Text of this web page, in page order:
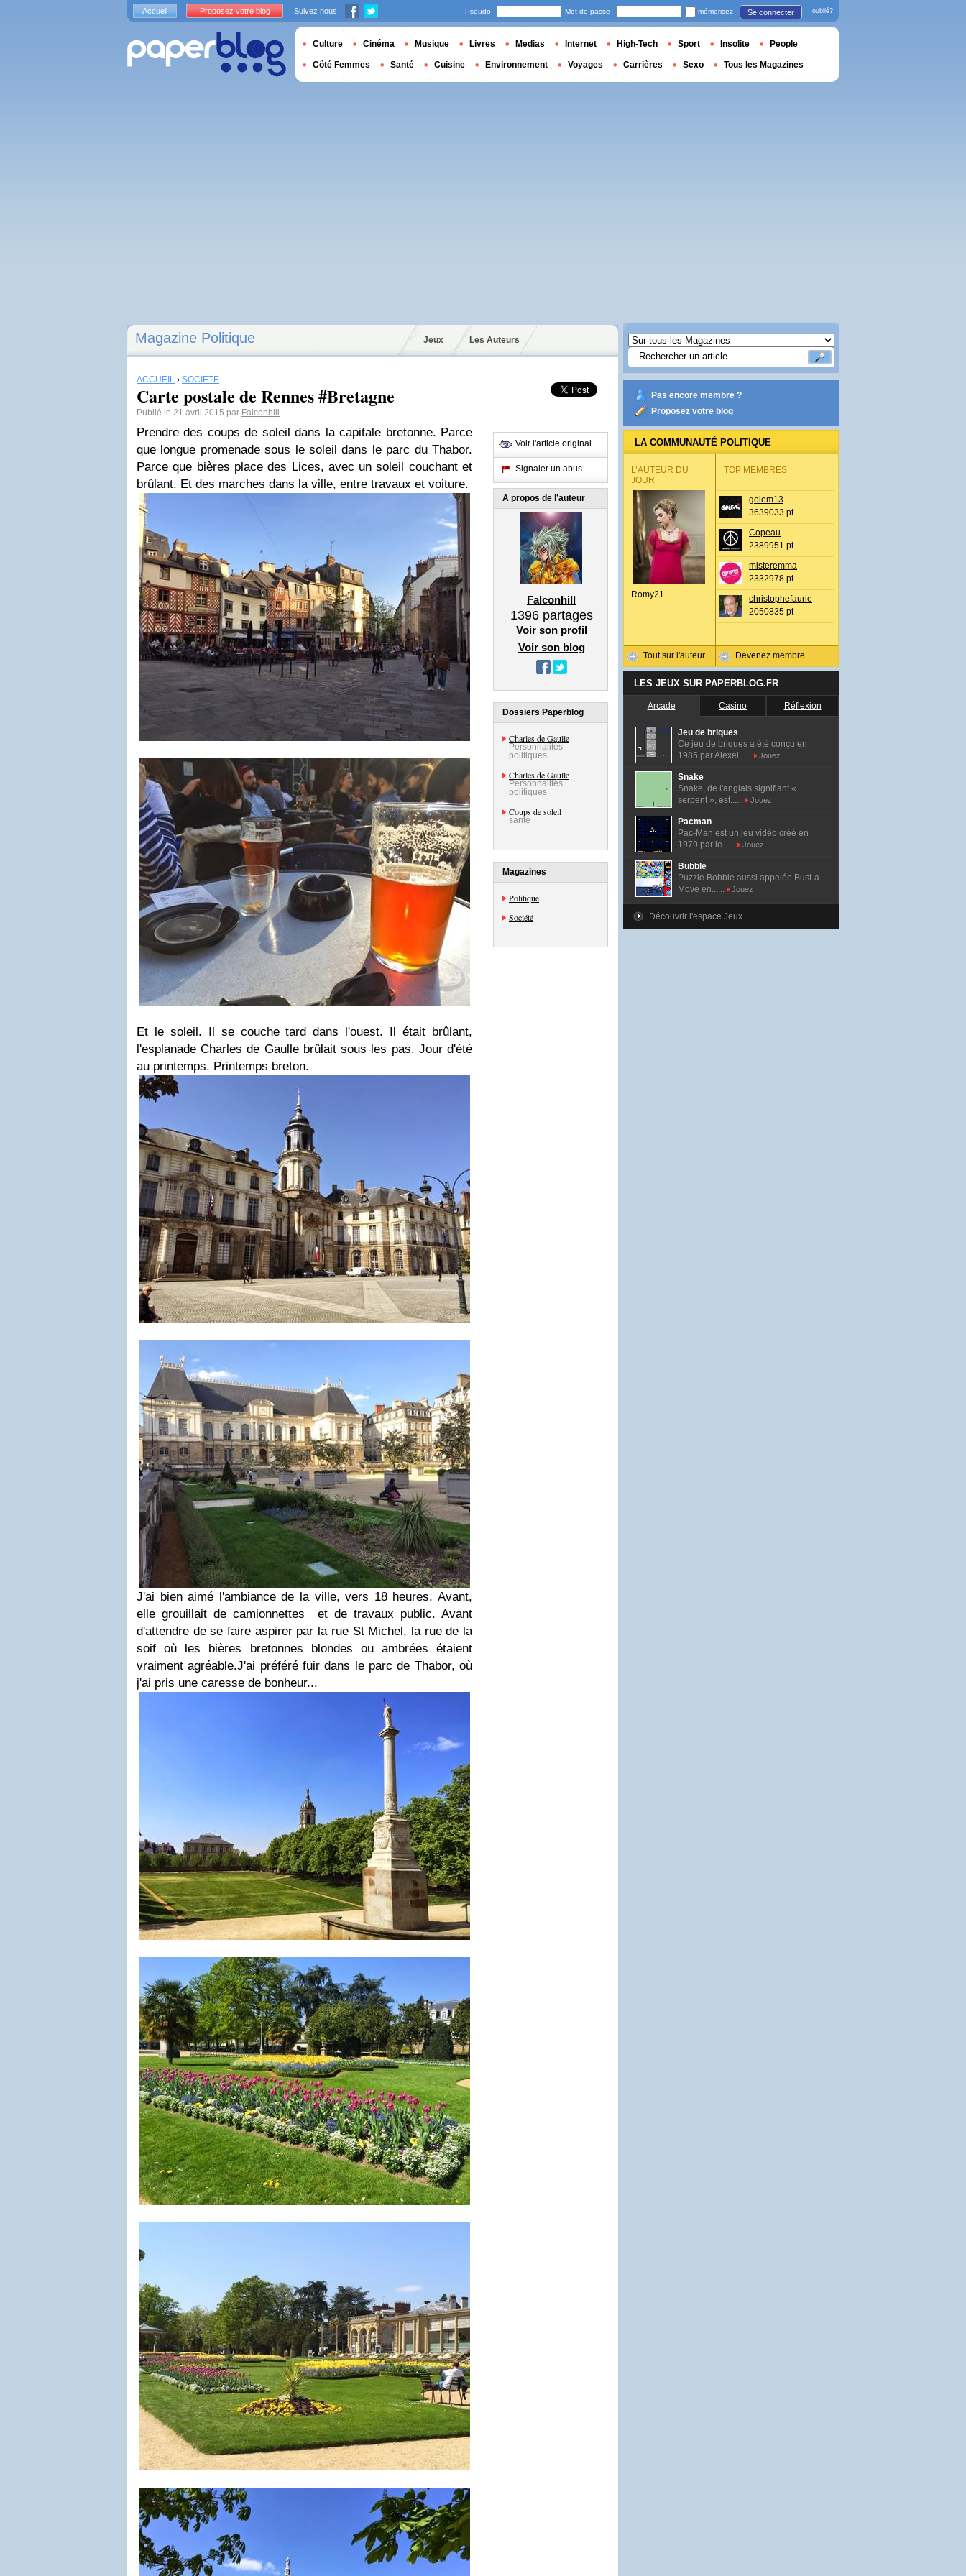
Magazine Politique Jeux Les Auteurs
ACCUEIL › SOCIÉTÉ
Carte postale de Rennes #Bretagne
Publié le 21 avril 2015 par Falconhill
Prendre des coups de soleil dans la capitale bretonne. Parce
que longue promenade sous le soleil dans le parc du Thabor.
Parce que bières place des Lices, avec un soleil couchant et
brûlant. Et des marches dans la ville, entre travaux et voiture.
Et le soleil. Il se couche tard dans l'ouest. Il était brûlant,
l'esplanade Charles de Gaulle brûlait sous les pas. Jour d'été
au printemps. Printemps breton.
J'ai bien aimé l'ambiance de la ville, vers 18 heures. Avant,
elle grouillait de camionnettes et de travaux public. Avant
d'attendre de se faire aspirer par la rue St Michel, la rue de la
soif où les bières bretonnes blondes ou ambrées étaient
vraiment agréable.J'ai préféré fuir dans le parc de Thabor, où
j'ai pris une caresse de bonheur...
Voir l'article original
Signaler un abus
A propos de l’auteur
Falconhill
1396partages
Voir son profil
Voir son blog
Dossiers Paperblog
Charles de Gaulle
Personnalités
politiques
Charles de Gaulle
Personnalités
politiques
Coups de soleil
santé
Magazines
Politique
Société
Pas encore membre ?
Proposez votre blog
LA COMMUNAUTÉ POLITIQUE
L’AUTEUR DU
JOUR
Romy21
Tout sur l'auteur
TOP MEMBRES
golem13
3639033 pt
Copeau
2389951 pt
misteremma
2332978 pt
christophefaurie
2050835 pt
Devenez membre
LES JEUX SUR PAPERBLOG.FR
Arcade Casino Réflexion
Jeu de briques
Ce jeu de briques a été conçu en
1985 par Alexei......
Jouez
Snake
Snake, de l'anglais signifiant «
serpent », est......
Jouez
Pacman
Pac-Man est un jeu vidéo créé en
1979 par le......
Jouez
Bubble
Puzzle Bobble aussi appelée Bust-a-
Move en......
Jouez
Découvrir l'espace Jeux
Accueil Proposez votre blog Suivez nous Pseudo Mot de passe mémorisez Se connecter oublié?
Culture Cinéma Musique Livres Medias Internet High-Tech Sport Insolite People
Côté Femmes Santé Cuisine Environnement Voyages Carrières Sexo Tous les Magazines